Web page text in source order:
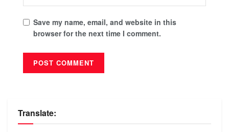
Save my name, email, and website in this
browser for the next time I comment.
Translate: